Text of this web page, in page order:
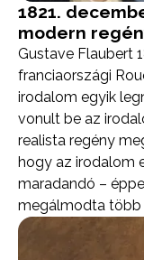
1821.
modern
Gustave Flaubert
franciaországi
irodalom egyik
vonult be az
realista regény
hogy az irodalom
maradandó –
megálmodta több